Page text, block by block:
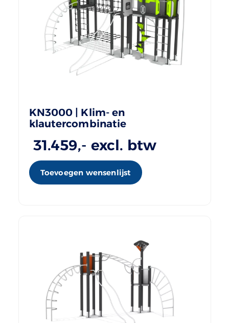
KN3000 | Klim- en
klautercombinatie
31.459,- excl. btw
Toevoegen wensenlijst